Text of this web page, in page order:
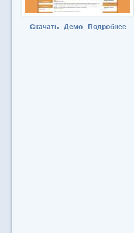
Скачать Демо Подробнее